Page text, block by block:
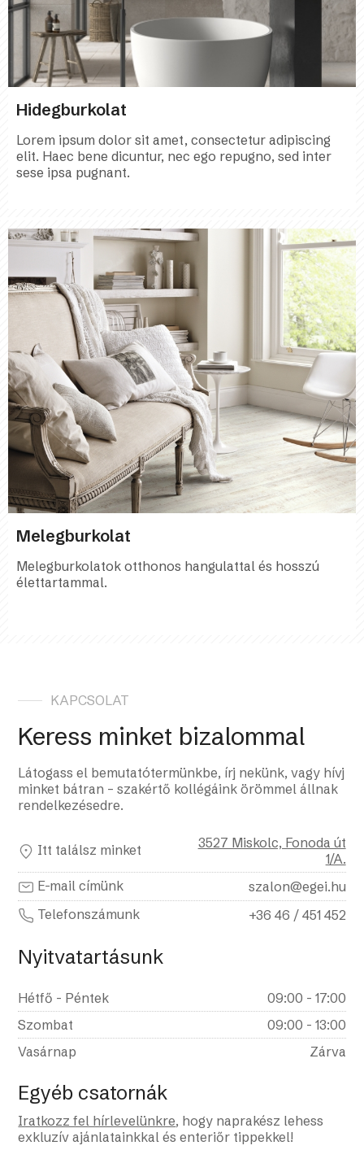
Hidegburkolat
Lorem ipsum dolor sit amet, consectetur adipiscing
elit. Haec bene dicuntur, nec ego repugno, sed inter
sese ipsa pugnant.
Melegburkolat
Melegburkolatok otthonos hangulattal és hosszú
élettartammal.
KAPCSOLAT
Keress minket bizalommal
Látogass el bemutatótermünkbe, írj nekünk, vagy hívj
minket bátran – szakértő kollégáink örömmel állnak
rendelkezésedre.
Itt találsz minket
3527 Miskolc, Fonoda út
1/A.
E-mail címünk
szalon@egei.hu
Telefonszámunk
+36 46 / 451 452
Nyitvatartásunk
Hétfő - Péntek
09:00 - 17:00
Szombat
09:00 - 13:00
Vasárnap
Zárva
Egyéb csatornák
Iratkozz fel hírlevelünkre, hogy naprakész lehess
exkluzív ajánlatainkkal és enteriőr tippekkel!